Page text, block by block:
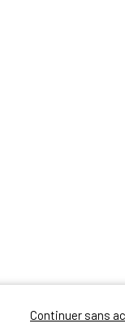
Continuer sans